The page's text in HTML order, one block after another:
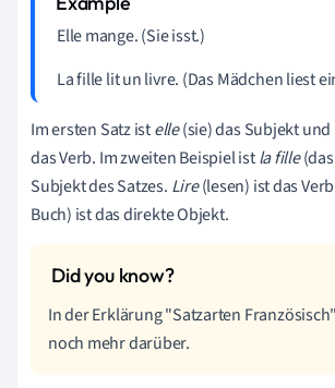
Elle mange. (Sie isst.)
La fille lit un livre. (Das Mädchen liest
Im ersten Satz istelle(sie) das Subjekt und
das Verb. Im zweiten Beispiel istla fille
Subjekt des Satzes. Lire(lesen) ist das
Buch) ist das direkte Objekt.
In der Erklärung "Satzarten
noch mehr darüber.